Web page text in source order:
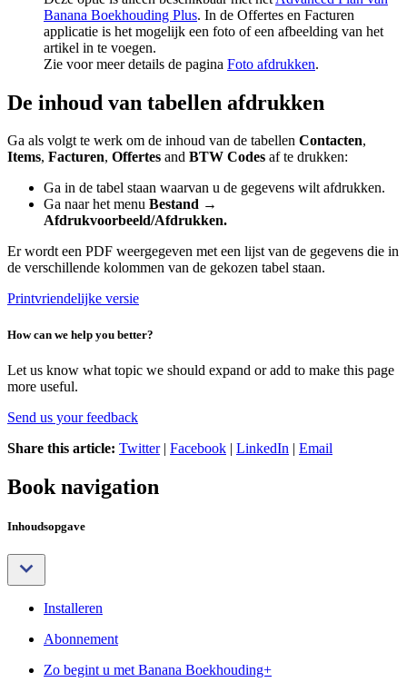
Banana Boekhouding Plus. In de Offertes en Facturen
applicatie is het mogelijk een foto of een afbeelding van het
artikel in te voegen.
Zie voor meer details de pagina Foto afdrukken.
De inhoud van tabellen afdrukken
Ga als volgt te werk om de inhoud van de tabellen Contacten,
Items, Facturen, Offertes and BTW Codes af te drukken:
Ga in de tabel staan waarvan u de gegevens wilt afdrukken.
Ga naar het menu Bestand →
Afdrukvoorbeeld/Afdrukken.
Er wordt een PDF weergegeven met een lijst van de gegevens die in
de verschillende kolommen van de gekozen tabel staan.
Printvriendelijke versie
How can we help you better?
Let us know what topic we should expand or add to make this page
more useful.
Send us your feedback
Share this article: Twitter| Facebook | LinkedIn | Email
Book navigation
Inhoudsopgave
Installeren
Abonnement
Zo begint u met Banana Boekhouding+